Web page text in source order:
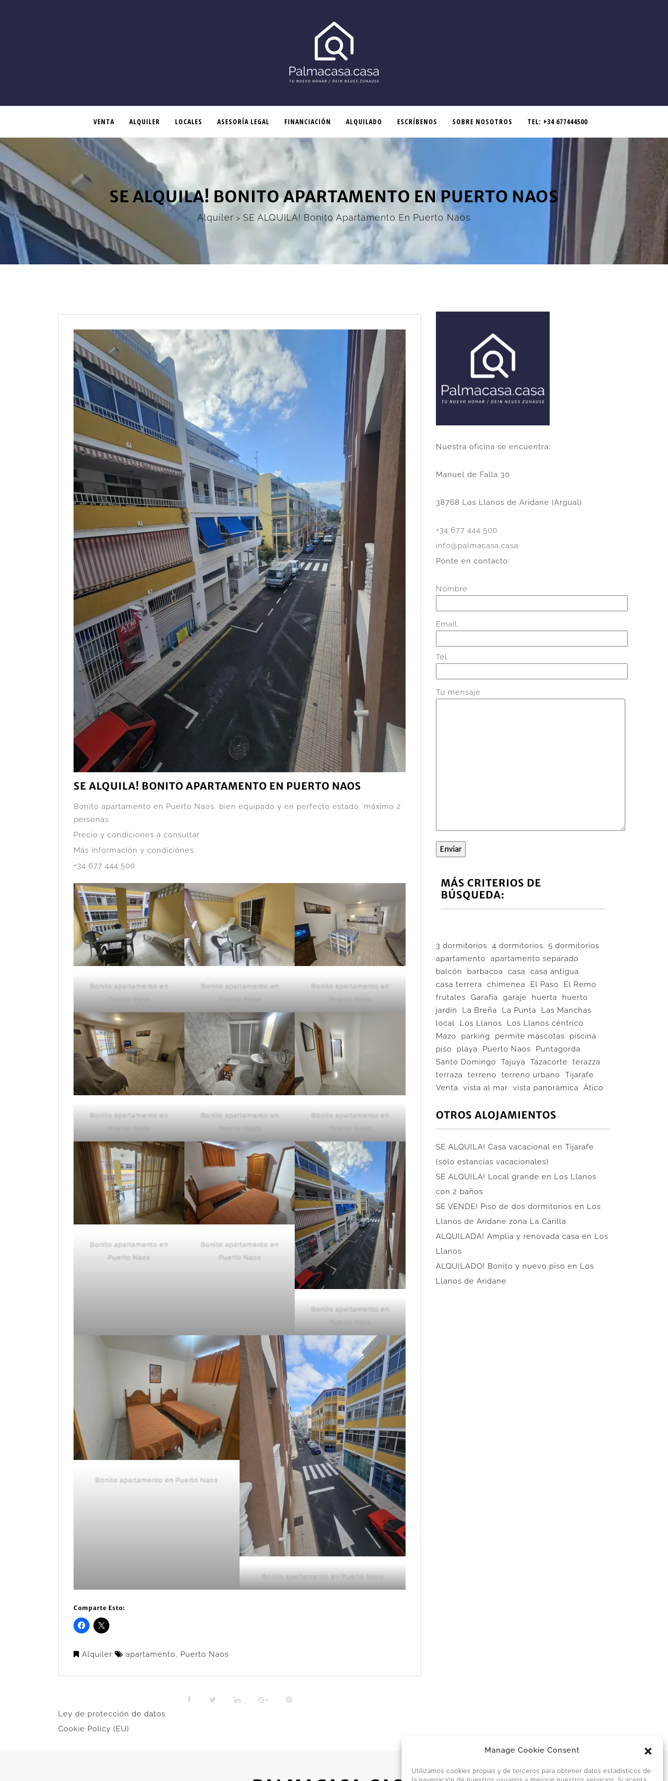
Manage Cookie Consent
Utilizamos cookies propias y de terceros para obtener datos estadísticos de
VENTA ALQUILER LOCALES ASESORÍA LEGAL FINANCIACIÓN ALQUILADO ESCRÍBENOS SOBRE NOSOTROS TEL: +34 677444500
SE ALQUILA! BONITO APARTAMENTO EN PUERTO NAOS
Alquiler > SE ALQUILA! Bonito Apartamento En Puerto Naos
SE ALQUILA! BONITO APARTAMENTO EN PUERTO NAOS
Bonito apartamento en Puerto Naos, bien equipado y en perfecto estado, máximo 2
personas
Precio y condiciones a consultar
Más información y condiciónes:
+34 677 444 500
Bonito apartamento en
Puerto Naos
Bonito apartamento en
Puerto Naos
Bonito apartamento en
Puerto Naos
Bonito apartamento en
Puerto Naos
Bonito apartamento en
Puerto Naos
Bonito apartamento en
Puerto Naos
Bonito apartamento en
Puerto Naos
Bonito apartamento en
Puerto Naos
Bonito apartamento en
Puerto Naos
Bonito apartamento en Puerto Naos
Bonito apartamento en Puerto Naos
Comparte Esto:
Alquiler apartamento, Puerto Naos
Nuestra oficina se encuentra:
Manuel de Falla 30
38768 Los Llanos de Aridane (Argual)
+34 677 444 500
info@palmacasa.casa
Ponte en contacto:
Nombre
Email
Tel.
Tu mensaje
MÁS CRITERIOS DE
BÚSQUEDA:
3 dormitorios 4 dormitorios
5 dormitorios
apartamento
apartamento separado
balcón
barbacoa casa
casa antigua
casa terrera
chimenea El Paso
El Remo
frutales
Garafia garaje huerta
huerto
jardín
La Breña La Punta
Las Manchas
local
Los Llanos
Los Llanos céntrico
Mazo
parking permite mascotas
piscina
piso
playa Puerto Naos
Puntagorda
Santo Domingo
Tajuya Tazacorte
terazza
terraza
terreno terreno urbano
Tijarafe
Venta
vista al mar vista panorámica Ático
OTROS ALOJAMIENTOS
SE ALQUILA! Casa vacacional en Tijarafe
(sólo estancias vacacionales)
SE ALQUILA! Local grande en Los Llanos
con 2 baños
SE VENDE! Piso de dos dormitorios en Los
Llanos de Aridane zona La Carilla
ALQUILADA! Amplia y renovada casa en Los
Llanos
ALQUILADO! Bonito y nuevo piso en Los
Llanos de Aridane
Ley de protección de datos
Cookie Policy (EU)